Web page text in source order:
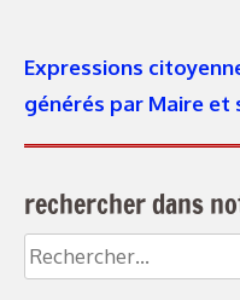
Expressions
générés par Maire et
rechercher dans